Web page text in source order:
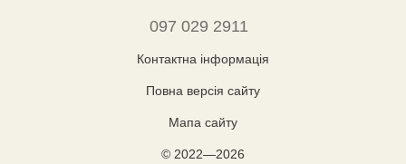
097 029 2911
Контактна інформація
Повна версія сайту
Мапа сайту
© 2022—2026